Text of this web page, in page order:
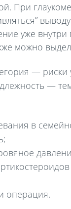
При
уже внутри
можно
—
—
в
операция.